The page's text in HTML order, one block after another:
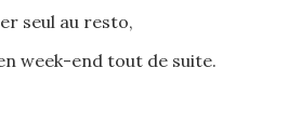
seul au resto,
week-end tout de suite.